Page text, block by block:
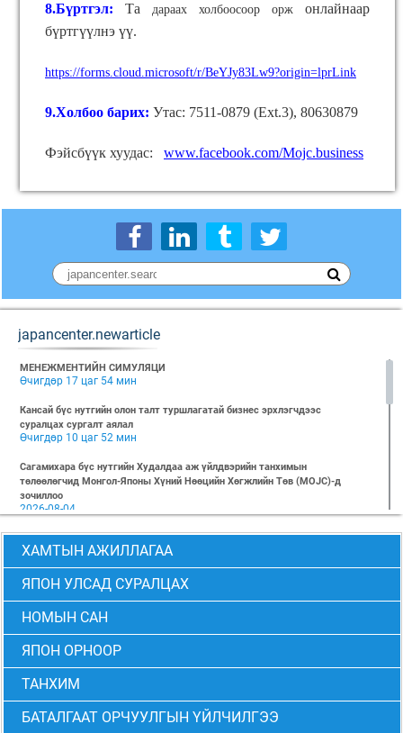
8.Бүртгэл: Та дараах холбоосоор оржонлайнаар
бүртгүүлнэ үү.
https://forms.cloud.microsoft/r/BeYJy83Lw9?origin=lprLink
9.Холбоо барих: Утас: 7511-0879 (Ext.3), 80630879
Фэйсбүүк хуудас: www.facebook.com/Mojc.business
japancenter.newarticle
МЕНЕЖМЕНТИЙН СИМУЛЯЦИ
Өчигдөр 17 цаг 54 мин
Кансай бүс нутгийн олон талт туршлагатай бизнес эрхлэгчдээс
суралцах сургалт аялал
Өчигдөр 10 цаг 52 мин
Сагамихара бүс нутгийн Худалдаа аж үйлдвэрийн танхимын
төлөөлөгчид Монгол-Японы Хүний Нөөцийн Хөгжлийн Төв (MOJC)-д
зочиллоо
2026-08-04
"БИЗНЕС БА ХҮНИЙ ЭРХ" Нээлттэй семинарын бүртгэл эхэллээ
2026-07-28
Global Value Chain Бизнесийн практик сургалт
2026 БИЗНЕСИЙН ҮНДСЭН СУРГАЛТ-PMP АНГИ 29 дэх элсэлт
2026-07-08
2026 БИЗНЕСИЙН ҮНДСЭН СУРГАЛТ-УДИРДЛАГЫН АНГИ 29 дэх элсэлт
2026-07-06
МОНГОЛ-ЯПОНЫ ТӨВИЙН БИЗНЕСИЙН ҮНДСЭН СУРГАЛТЫН 28 ДАХЬ
ЭЛСЭЛТИЙН “CEO” болон “PMP” АНГИЙН ТӨГСӨЛТ АМЖИЛТТАЙ БОЛЖ
ХАМТЫН АЖИЛЛАГАА
ЯПОН УЛСАД СУРАЛЦАХ
НОМЫН САН
ЯПОН ОРНООР
ТАНХИМ
БАТАЛГААТ ОРЧУУЛГЫН ҮЙЛЧИЛГЭЭ